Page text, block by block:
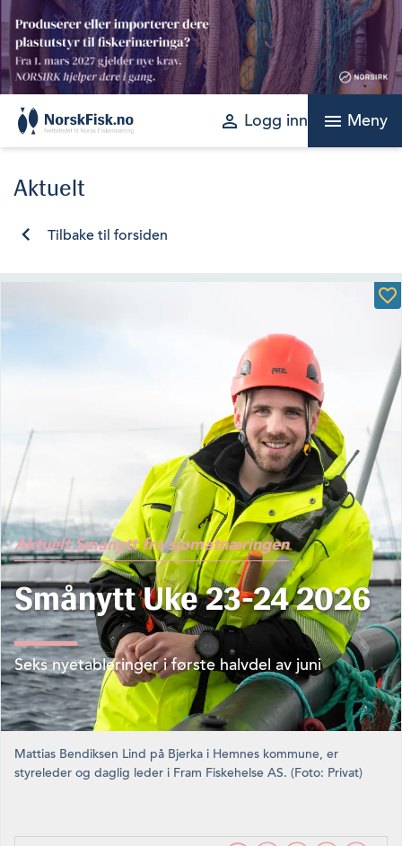
Skip
content
perm_identity Logg inn menu Meny
Aktuelt
Tilbake til forsiden
Aktuelt Smånytt fra sjømatnæringen
Smånytt Uke 23-24 2026
Seks nyetableringer i første halvdel av juni
Mattias Bendiksen Lind på Bjerka i Hemnes kommune, er
styreleder og daglig leder i Fram Fiskehelse AS. (Foto: Privat)